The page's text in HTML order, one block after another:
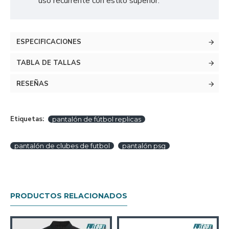
ESPECIFICACIONES
TABLA DE TALLAS
RESEÑAS
Etiquetas: pantalón de fútbol replicas
pantalón de clubes de futbol pantalón psg
PRODUCTOS RELACIONADOS